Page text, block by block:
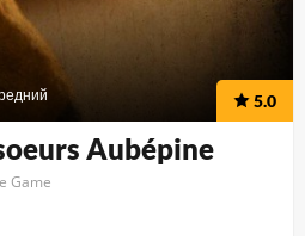
5.0
Aubépine
Game